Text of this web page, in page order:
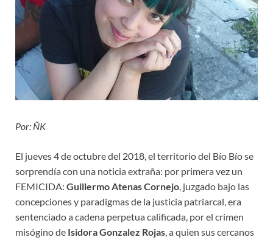
Por: ÑK
El jueves 4 de octubre del 2018, el territorio del Bío Bío se
sorprendía con una noticia extraña: por primera vez un
FEMICIDA: Guillermo Atenas Cornejo , juzgado bajo las
concepciones y paradigmas de la justicia patriarcal, era
sentenciado a cadena perpetua calificada, por el crimen
misógino de Isidora Gonzalez Rojas , a quien sus cercanos